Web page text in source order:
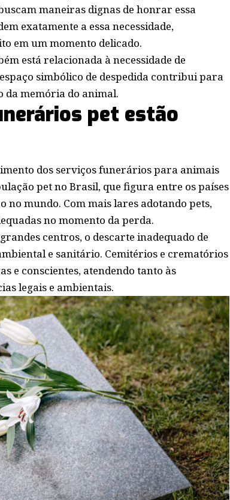
maneiras dignas de honrar essa
exatamente a essa necessidade,
em um momento delicado.
está relacionada à necessidade de
simbólico de despedida contribui para
da memória do animal.
pet estão
dos serviços funerários para animais
pet no Brasil, que figura entre os países
no mundo. Com mais lares adotando pets,
no momento da perda.
centros, o descarte inadequado de
e sanitário. Cemitérios e crematórios
e conscientes, atendendo tanto às
legais e ambientais.